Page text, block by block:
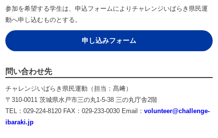
参加を希望する学生は、申込フォームによりチャレンジいばらき県民運
動へ申し込むものとする。
申し込みフォーム
問い合わせ先
チャレンジいばらき県民運動（担当：髙﨑）
〒310-0011 茨城県水戸市三の丸1-5-38 三の丸庁舎2階
TEL：029-224-8120 FAX：029-233-0030 Email：volunteer@challenge-
ibaraki.jp